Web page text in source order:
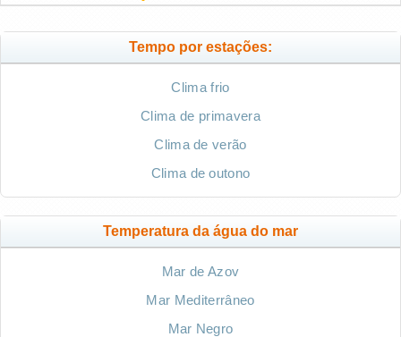
Tempo por estações:
Clima frio
Clima de primavera
Clima de verão
Clima de outono
Temperatura da água do mar
Mar de Azov
Mar Mediterrâneo
Mar Negro